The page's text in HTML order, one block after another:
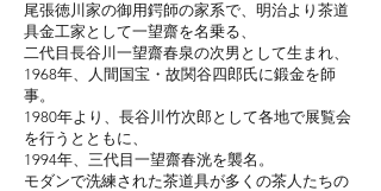
尾張徳川家の御用鍔師の家系で、明治より茶道
具金工家として一望齋を名乗る、
二代目長谷川一望齋春泉の次男として生まれ、
1968年、人間国宝・故関谷四郎氏に鍛金を師
事。
1980年より、長谷川竹次郎として各地で展覧会
を行うとともに、
1994年、三代目一望齋春洸を襲名。
モダンで洗練された茶道具が多くの茶人たちの